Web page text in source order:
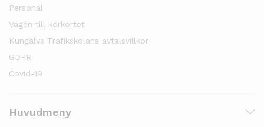
Personal
Vägen till körkortet
Kungälvs Trafikskolans avtalsvillkor
GDPR
Covid-19
Huvudmeny